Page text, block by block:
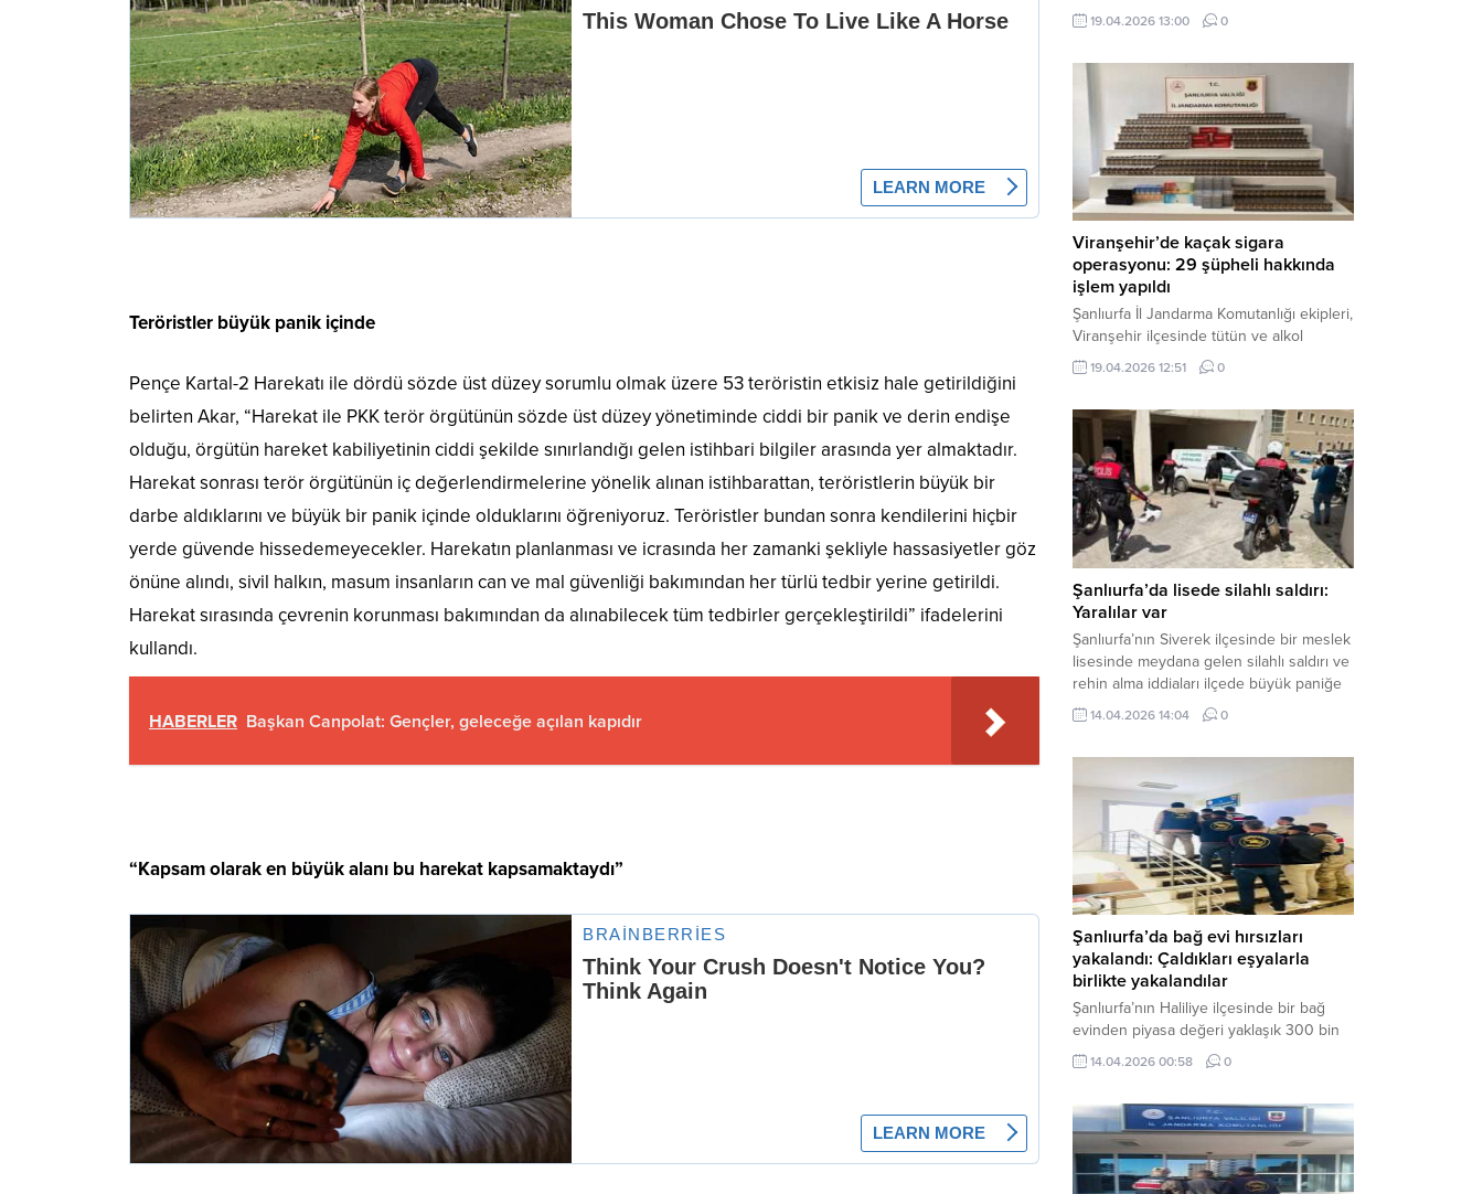
Teröristler büyük panik içinde
Pençe Kartal-2 Harekatı ile dördü sözde üst düzey sorumlu olmak üzere 53 teröristin etkisiz hale getirildiğini
belirten Akar, “Harekat ile PKK terör örgütünün sözde üst düzey yönetiminde ciddi bir panik ve derin endişe
olduğu, örgütün hareket kabiliyetinin ciddi şekilde sınırlandığı gelen istihbari bilgiler arasında yer almaktadır.
Harekat sonrası terör örgütünün iç değerlendirmelerine yönelik alınan istihbarattan, teröristlerin büyük bir
darbe aldıklarını ve büyük bir panik içinde olduklarını öğreniyoruz. Teröristler bundan sonra kendilerini hiçbir
yerde güvende hissedemeyecekler. Harekatın planlanması ve icrasında her zamanki şekliyle hassasiyetler göz
önüne alındı, sivil halkın, masum insanların can ve mal güvenliği bakımından her türlü tedbir yerine getirildi.
Harekat sırasında çevrenin korunması bakımından da alınabilecek tüm tedbirler gerçekleştirildi” ifadelerini
kullandı.
HABERLER Başkan Canpolat: Gençler, geleceğe açılan kapıdır
“Kapsam olarak en büyük alanı bu harekat kapsamaktaydı”
indirdi. Üç ilçede eş zamanlı
gerçekleştirilen faaliyetlerde çeşitli
şüpheli hakkında adli işlem başlatıldı.
Haber Merkezi – Şanlıurfa Valiliği İl Basın
ve Halkla İlişkiler Müdürlüğü’nden yapılan
açıklamaya göre, İl Jandarma Komutanlığı
tarafından “Narkotik Suçlarla...
19.04.2026 13:00 0
Viranşehir’de kaçak sigara
operasyonu: 29 şüpheli hakkında
işlem yapıldı
Şanlıurfa İl Jandarma Komutanlığı ekipleri,
Viranşehir ilçesinde tütün ve alkol
kaçakçılığına yönelik yürüttüğü kapsamlı
çalışmalar neticesinde binlerce paket
Operasyon kapsamında çok sayıda şahıs
hakkında adli süreç başlatıldı. Haber
Merkezi – Şanlıurfa Valiliği bünyesinde İl
Jandarma Komutanlığı tarafından
gerçekleştirilen “Tütün ve Alkol
Kaçakçılarına Yönelik Çalışmalar” tüm...
19.04.2026 12:51 0
Şanlıurfa’da lisede silahlı saldırı:
Yaralılar var
Şanlıurfa’nın Siverek ilçesinde bir meslek
lisesinde meydana gelen silahlı saldırı ve
rehin alma iddiaları ilçede büyük paniğe
neden oldu. Olay yerine çok sayıda özel
harekat polisi ve sağlık ekibi sevk
çalışmaları devam ediyor. Haber Merkezi
– Siverek ilçesi Hasan Çelebi
Mahallesi’nde bulunan Ahmet Koyuncu
Mesleki...
14.04.2026 14:04 0
Şanlıurfa’da bağ evi hırsızları
yakalandı: Çaldıkları eşyalarla
birlikte yakalandılar
Şanlıurfa’nın Haliliye ilçesinde bir bağ
evinden piyasa değeri yaklaşık 300 bin
TL olan eşyaları çalan şüpheliler,
jandarmanın başarılı operasyonuyla
şüpheliden 2’si tutuklanarak cezaevine
gönderildi. Haber Merkezi – Şanlıurfa İl
Jandarma Komutanlığı, “Faili Meçhul
Hırsızlık Olaylarının Aydınlatılmasına”
14.04.2026 00:58 0